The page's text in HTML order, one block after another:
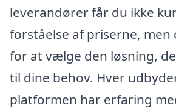
leverandører får du ikke
forståelse af priserne, men
for at vælge den løsning,
til dine behov. Hver
platformen har erfaring